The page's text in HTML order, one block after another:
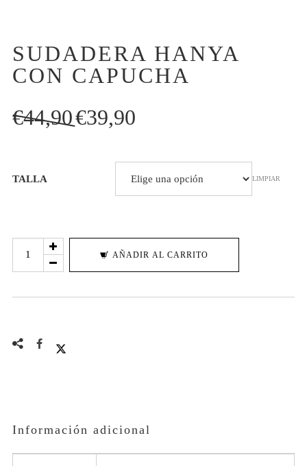
SUDADERA HANYA
CON CAPUCHA
€44,90 precio
€39,90precio
es:
€39,90.
TALLA LIMPIAR
SUDADERA
AÑADIR AL CARRITO
Información adicional